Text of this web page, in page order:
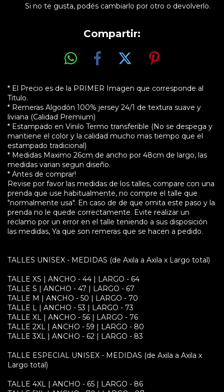
Si no te gusta, podés cambiarlo por otro o devolverlo.
Compartir:
* El Precio es de la PRIMER Imagen que corresponde al
Titulo.
* Remeras Algodón 100% jersey 24/1 de textura suave y
liviana (Calidad Premium)
* Estampado en Vinilo Termo transferible (No se despega y
mantiene el color y la calidad mucho mas tiempo que el
estampado tradicional)
* Medidas Maximo 26cm de ancho por 48cm de largo, las
medidas varian segun diseño.
* Antes de comprar!
Revise por favor las medidas de los talles, compare con una
prenda que use habitualmente, no compre el talle que
"normalmente usa". En caso de de que omita este paso y la
prenda no le quede correctamente. Evite realizar un
reclamo por un error en el talle teniendo a sus disposición
las medidas, Ya que son remeras que se hacen a pedido.
TALLES UNISEX - MEDIDAS (de Axila a Axila x Largo total)
TALLE XS | ANCHO - 44 | LARGO - 64
TALLE S | ANCHO - 47 | LARGO - 67
TALLE M | ANCHO - 50 | LARGO - 70
TALLE L | ANCHO - 53 | LARGO - 73
TALLE XL | ANCHO - 56 | LARGO - 76
TALLE 2XL | ANCHO - 59 | LARGO - 80
TALLE 3XL | ANCHO - 62 | LARGO - 83
TALLE ESPECIAL UNISEX - MEDIDAS (de Axila a Axila x
Largo total)
TALLE 4XL | ANCHO - 65 | LARGO - 86